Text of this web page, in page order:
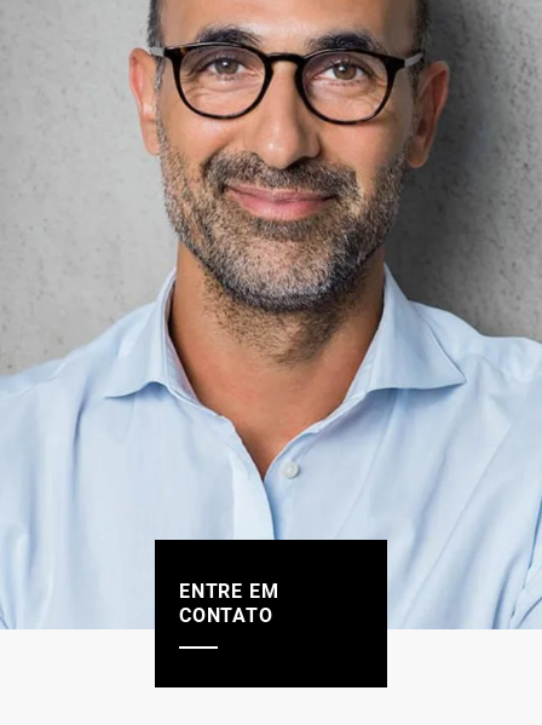
ENTRE EM
CONTATO